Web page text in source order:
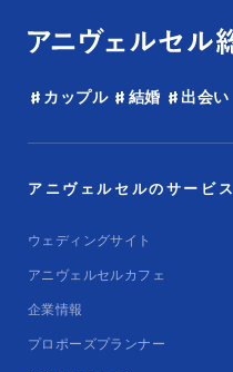
カップル 結婚 出会い
アニヴェルセルのサービス
ウェディングサイト
アニヴェルセルカフェ
企業情報
プロポーズプランナー